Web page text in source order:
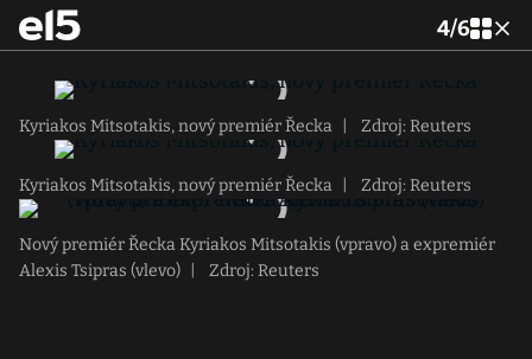
4/6
Kyriakos Mitsotakis, nový premiér Řecka Zdroj: Reuters
Kyriakos Mitsotakis, nový premiér Řecka Zdroj: Reuters
Nový premiér Řecka Kyriakos Mitsotakis (vpravo) a expremiér
Alexis Tsipras (vlevo)
Zdroj: Reuters